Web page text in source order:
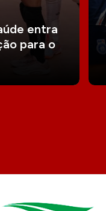
entra
para o